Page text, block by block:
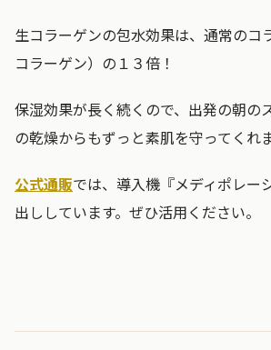
生コラーゲンの包水効果は、通常のコ
コラーゲン）の１３倍！
保湿効果が長く続くので、出発の朝の
の乾燥からもずっと素肌を守ってくれま
公式通販では、導入機『メディポレー
出ししています。ぜひ活用ください。